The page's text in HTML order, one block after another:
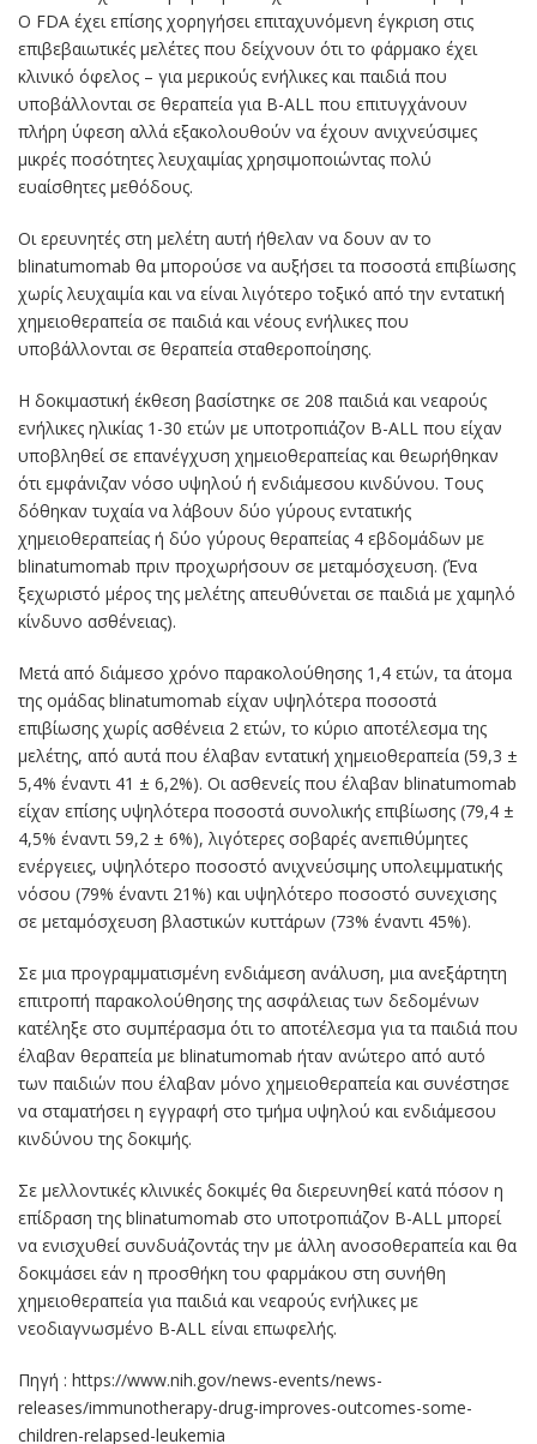
Ο FDA έχει επίσης χορηγήσει επιταχυνόμενη έγκριση στις
επιβεβαιωτικές μελέτες που δείχνουν ότι το φάρμακο έχει
κλινικό όφελος – για μερικούς ενήλικες και παιδιά που
υποβάλλονται σε θεραπεία για B-ALL που επιτυγχάνουν
πλήρη ύφεση αλλά εξακολουθούν να έχουν ανιχνεύσιμες
μικρές ποσότητες λευχαιμίας χρησιμοποιώντας πολύ
ευαίσθητες μεθόδους.
Οι ερευνητές στη μελέτη αυτή ήθελαν να δουν αν το
blinatumomab θα μπορούσε να αυξήσει τα ποσοστά επιβίωσης
χωρίς λευχαιμία και να είναι λιγότερο τοξικό από την εντατική
χημειοθεραπεία σε παιδιά και νέους ενήλικες που
υποβάλλονται σε θεραπεία σταθεροποίησης.
Η δοκιμαστική έκθεση βασίστηκε σε 208 παιδιά και νεαρούς
ενήλικες ηλικίας 1-30 ετών με υποτροπιάζον B-ALL που είχαν
υποβληθεί σε επανέγχυση χημειοθεραπείας και θεωρήθηκαν
ότι εμφάνιζαν νόσο υψηλού ή ενδιάμεσου κινδύνου. Τους
δόθηκαν τυχαία να λάβουν δύο γύρους εντατικής
χημειοθεραπείας ή δύο γύρους θεραπείας 4 εβδομάδων με
blinatumomab πριν προχωρήσουν σε μεταμόσχευση. (Ένα
ξεχωριστό μέρος της μελέτης απευθύνεται σε παιδιά με χαμηλό
κίνδυνο ασθένειας).
Μετά από διάμεσο χρόνο παρακολούθησης 1,4 ετών, τα άτομα
της ομάδας blinatumomab είχαν υψηλότερα ποσοστά
επιβίωσης χωρίς ασθένεια 2 ετών, το κύριο αποτέλεσμα της
μελέτης, από αυτά που έλαβαν εντατική χημειοθεραπεία (59,3 ±
5,4% έναντι 41 ± 6,2%). Οι ασθενείς που έλαβαν blinatumomab
είχαν επίσης υψηλότερα ποσοστά συνολικής επιβίωσης (79,4 ±
4,5% έναντι 59,2 ± 6%), λιγότερες σοβαρές ανεπιθύμητες
ενέργειες, υψηλότερο ποσοστό ανιχνεύσιμης υπολειμματικής
νόσου (79% έναντι 21%) και υψηλότερο ποσοστό συνεχισης
σε μεταμόσχευση βλαστικών κυττάρων (73% έναντι 45%).
Σε μια προγραμματισμένη ενδιάμεση ανάλυση, μια ανεξάρτητη
επιτροπή παρακολούθησης της ασφάλειας των δεδομένων
κατέληξε στο συμπέρασμα ότι το αποτέλεσμα για τα παιδιά που
έλαβαν θεραπεία με blinatumomab ήταν ανώτερο από αυτό
των παιδιών που έλαβαν μόνο χημειοθεραπεία και συνέστησε
να σταματήσει η εγγραφή στο τμήμα υψηλού και ενδιάμεσου
κινδύνου της δοκιμής.
Σε μελλοντικές κλινικές δοκιμές θα διερευνηθεί κατά πόσον η
επίδραση της blinatumomab στο υποτροπιάζον B-ALL μπορεί
να ενισχυθεί συνδυάζοντάς την με άλλη ανοσοθεραπεία και θα
δοκιμάσει εάν η προσθήκη του φαρμάκου στη συνήθη
χημειοθεραπεία για παιδιά και νεαρούς ενήλικες με
νεοδιαγνωσμένο B-ALL είναι επωφελής.
Πηγή : https://www.nih.gov/news-events/news-
releases/immunotherapy-drug-improves-outcomes-some-
children-relapsed-leukemia